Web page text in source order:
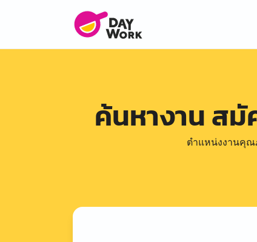
ค้นหางาน สมั
ตำแหน่งงานคุ